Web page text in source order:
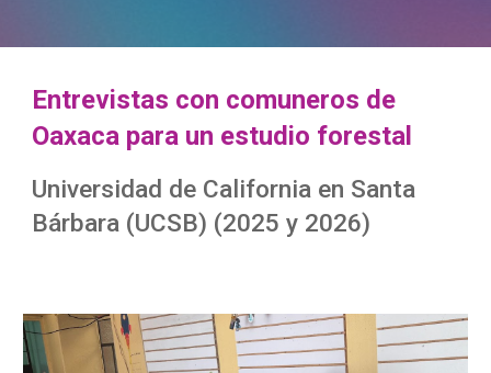
Entrevistas con comuneros de
Oaxaca para un estudio forestal
Universidad de California en Santa
Bárbara (UCSB) (2025 y 2026)